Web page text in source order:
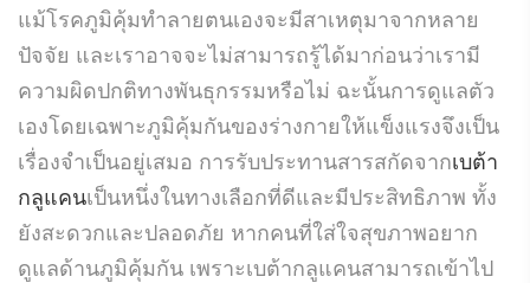
แม้โรคภูมิคุ้มทำลายตนเองจะมีสาเหตุมาจากหลาย
ปัจจัย และเราอาจจะไม่สามารถรู้ได้มาก่อนว่าเรามี
ความผิดปกติทางพันธุกรรมหรือไม่ ฉะนั้นการดูแลตัว
เองโดยเฉพาะภูมิคุ้มกันของร่างกายให้แข็งแรงจึงเป็น
เรื่องจำเป็นอยู่เสมอ การรับประทานสารสกัดจากเบต้า
กลูแคนเป็นหนึ่งในทางเลือกที่ดีและมีประสิทธิภาพ ทั้ง
ยังสะดวกและปลอดภัย หากคนที่ใส่ใจสุขภาพอยาก
ดูแลด้านภูมิคุ้มกัน เพราะเบต้ากลูแคนสามารถเข้าไป